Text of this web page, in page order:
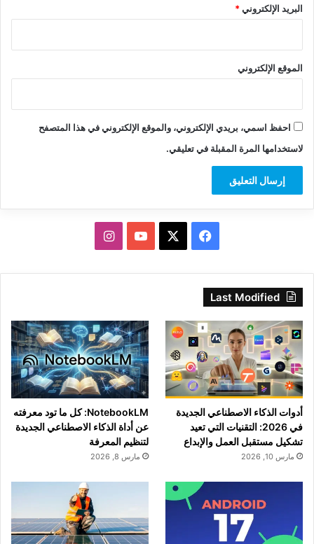
البريد الإلكتروني*
الموقع الإلكتروني
احفظ اسمي، بريدي الإلكتروني، والموقع الإلكتروني في هذا المتصفح
لاستخدامها المرة المقبلة في تعليقي.
فيسبوك ‫YouTubeانستقرام
Last Modified
أدوات الذكاء الاصطناعي الجديدة
في 2026: التقنيات التي تعيد
تشكيل مستقبل العمل والإبداع
مارس 10, 2026
NotebookLM: كل ما تود معرفته
عن أداة الذكاء الاصطناعي الجديدة
لتنظيم المعرفة
مارس 8, 2026